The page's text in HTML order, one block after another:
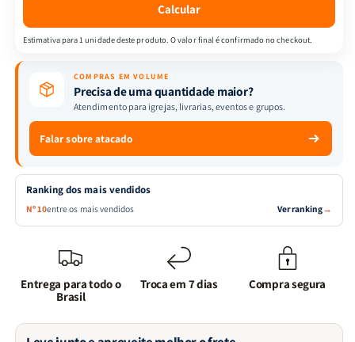
Calcular
Estimativa para 1 unidade deste produto. O valor final é confirmado no checkout.
COMPRAS EM VOLUME
Precisa de uma quantidade maior?
Atendimento para igrejas, livrarias, eventos e grupos.
Falar sobre atacado
Ranking dos mais vendidos
Nº 10entre os mais vendidos Ver ranking→
Entrega para todo o
Brasil
Troca em 7 dias Compra segura